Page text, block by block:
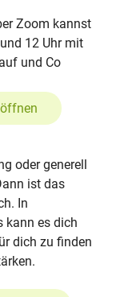
Zoom kannst
12 Uhr mit
und Co
oder generell
ist das
In
kann es dich
dich zu finden